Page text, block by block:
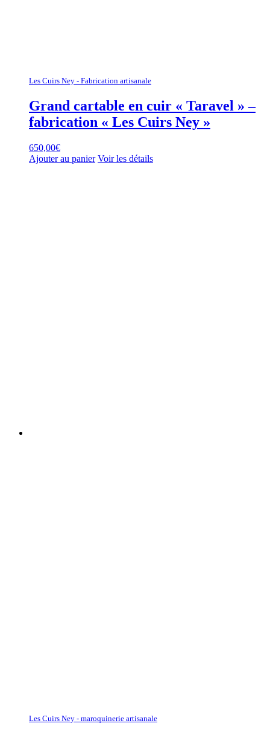
Les Cuirs Ney - Fabrication artisanale
Grand cartable en cuir « Taravel » –
fabrication « Les Cuirs Ney »
650,00€
Ajouter au panier Voir les détails
Les Cuirs Ney - maroquinerie artisanale